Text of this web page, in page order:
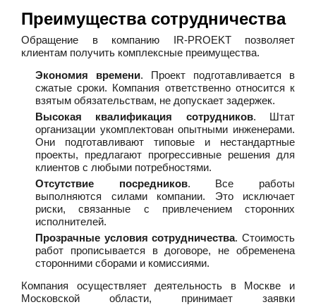
Преимущества сотрудничества
Обращение в компанию IR-PROEKT позволяет
клиентам получить комплексные преимущества.
Экономия времени. Проект подготавливается в
сжатые сроки. Компания ответственно относится к
взятым обязательствам, не допускает задержек.
Высокая квалификация сотрудников. Штат
организации укомплектован опытными инженерами.
Они подготавливают типовые и нестандартные
проекты, предлагают прогрессивные решения для
клиентов с любыми потребностями.
Отсутствие посредников. Все работы
выполняются силами компании. Это исключает
риски, связанные с привлечением сторонних
исполнителей.
Прозрачные условия сотрудничества. Стоимость
работ прописывается в договоре, не обременена
сторонними сборами и комиссиями.
Компания осуществляет деятельность в Москве и
Московской области, принимает заявки